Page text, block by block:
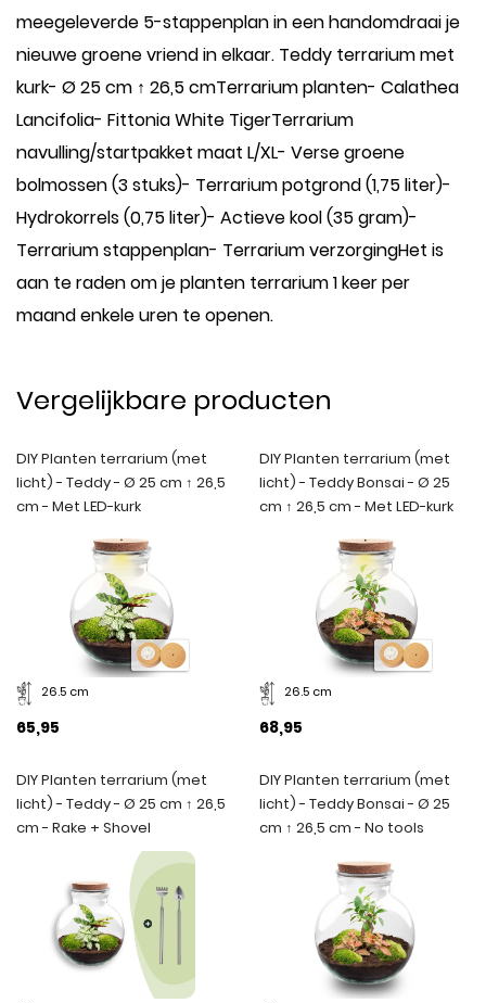
meegeleverde 5-stappenplan in een handomdraai je
nieuwe groene vriend in elkaar. Teddy terrarium met
kurk- Ø 25 cm ↑ 26,5 cmTerrarium planten- Calathea
Lancifolia- Fittonia White TigerTerrarium
navulling/startpakket maat L/XL- Verse groene
bolmossen (3 stuks)- Terrarium potgrond (1,75 liter)-
Hydrokorrels (0,75 liter)- Actieve kool (35 gram)-
Terrarium stappenplan- Terrarium verzorgingHet is
aan te raden om je planten terrarium 1 keer per
maand enkele uren te openen.
Vergelijkbare producten
DIY Planten terrarium (met
licht) - Teddy - Ø 25 cm ↑ 26,5
cm - Met LED-kurk
26.5 cm
65,95
DIY Planten terrarium (met
licht) - Teddy Bonsai - Ø 25
cm ↑ 26,5 cm - Met LED-kurk
26.5 cm
68,95
DIY Planten terrarium (met
licht) - Teddy - Ø 25 cm ↑ 26,5
cm - Rake + Shovel
DIY Planten terrarium (met
licht) - Teddy Bonsai - Ø 25
cm ↑ 26,5 cm - No tools